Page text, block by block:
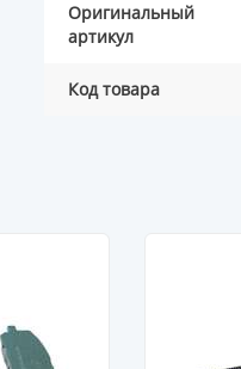
Оригинальный
артикул
Код товара